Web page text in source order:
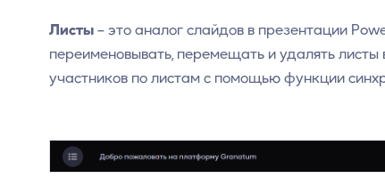
Листы– это аналог слайдов в презентации
переименовывать, перемещать и удалять листы
участников по листам с помощью функции